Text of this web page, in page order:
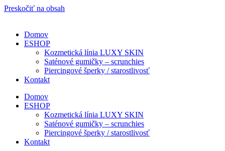
Preskočiť na obsah
Domov
ESHOP
Kozmetická línia LUXY SKIN
Saténové gumičky – scrunchies
Piercingové šperky / starostlivosť
Kontakt
Domov
ESHOP
Kozmetická línia LUXY SKIN
Saténové gumičky – scrunchies
Piercingové šperky / starostlivosť
Kontakt